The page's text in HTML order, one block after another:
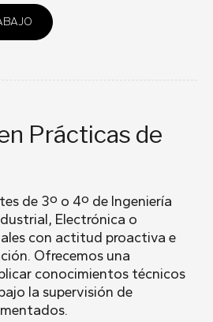
Prácticas de
de 3º o 4º de Ingeniería
Electrónica o
con actitud proactiva e
Ofrecemos una
conocimientos técnicos
la supervisión de